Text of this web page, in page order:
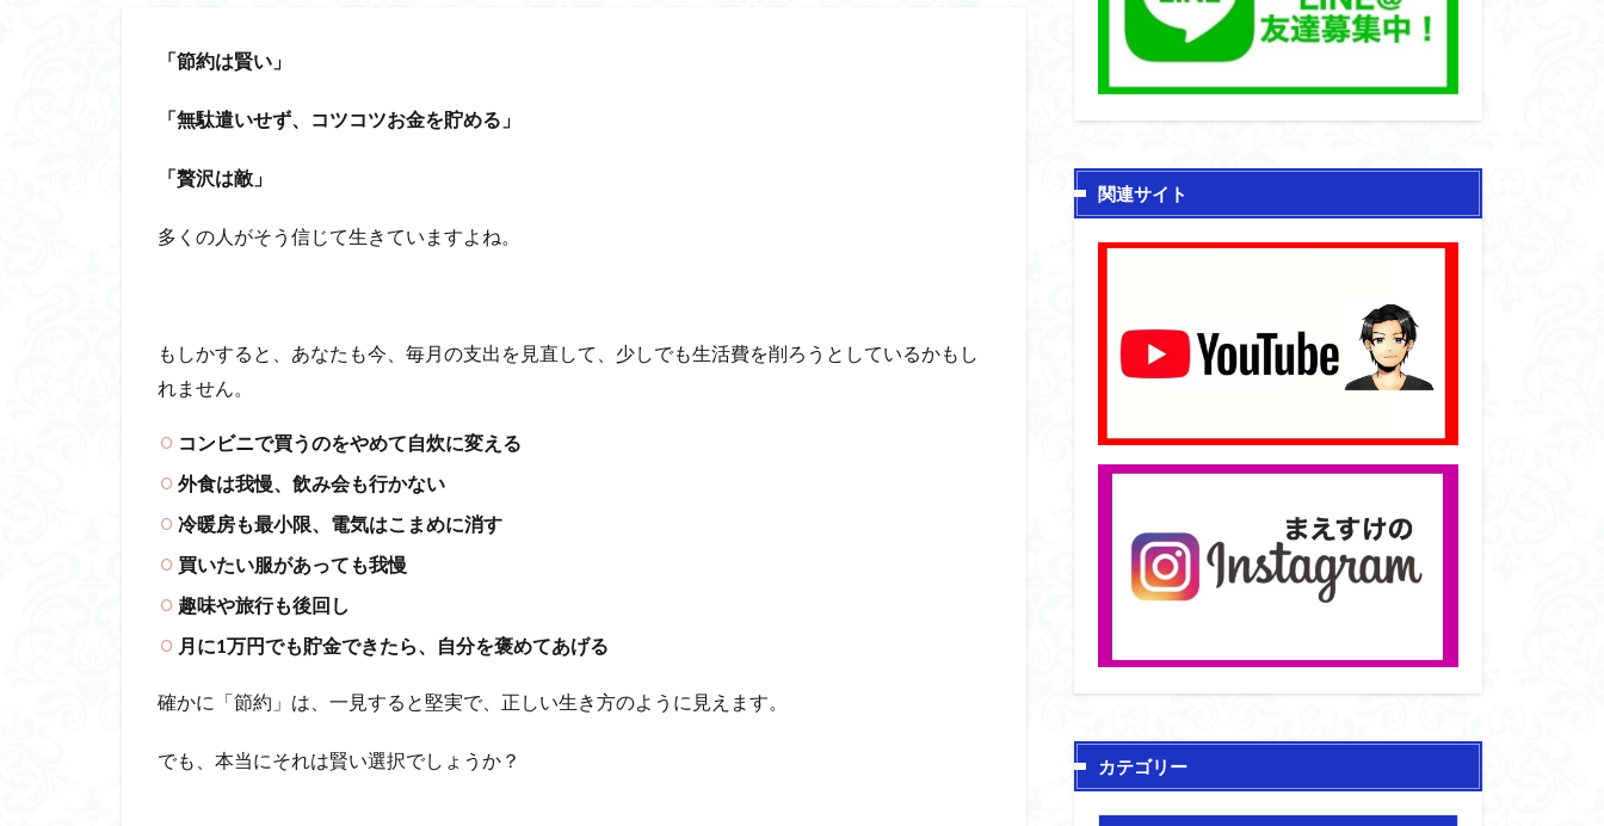
「節約は賢い」
「無駄遣いせず、コツコツお金を貯める」
「贅沢は敵」
多くの人がそう信じて生きていますよね。
もしかすると、あなたも今、毎月の支出を見直して、少しでも生活費を削ろうとしているかもし
れません。
コンビニで買うのをやめて自炊に変える
外食は我慢、飲み会も行かない
冷暖房も最小限、電気はこまめに消す
買いたい服があっても我慢
趣味や旅行も後回し
月に1万円でも貯金できたら、自分を褒めてあげる
確かに「節約」は、一見すると堅実で、正しい生き方のように見えます。
でも、本当にそれは賢い選択でしょうか？
関連サイト
カテゴリー